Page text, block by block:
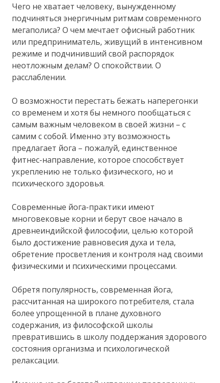
Чего не хватает человеку, вынужденному
подчиняться энергичным ритмам современного
мегаполиса? О чем мечтает офисный работник
или предприниматель, живущий в интенсивном
режиме и подчинивший свой распорядок
неотложным делам? О спокойствии. О
расслаблении.
О возможности перестать бежать наперегонки
со временем и хотя бы немного пообщаться с
самым важным человеком в своей жизни – с
самим с собой. Именно эту возможность
предлагает йога – пожалуй, единственное
фитнес-направление, которое способствует
укреплению не только физического, но и
психического здоровья.
Современные йога-практики имеют
многовековые корни и берут свое начало в
древнеиндийской философии, целью которой
было достижение равновесия духа и тела,
обретение просветления и контроля над своими
физическими и психическими процессами.
Обретя популярность, современная йога,
рассчитанная на широкого потребителя, стала
более упрощенной в плане духовного
содержания, из философской школы
превратившись в школу поддержания здорового
состояния организма и психологической
релаксации.